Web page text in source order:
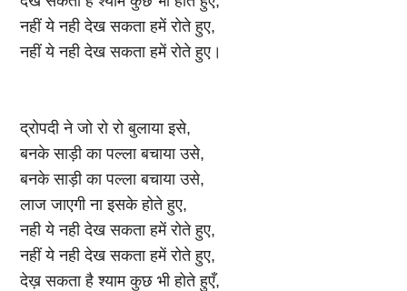
नहीं ये नही देख सकता हमें रोते हुए,
नहीं ये नही देख सकता हमें रोते हुए।
द्रोपदी ने जो रो रो बुलाया इसे,
बनके साड़ी का पल्ला बचाया उसे,
बनके साड़ी का पल्ला बचाया उसे,
लाज जाएगी ना इसके होते हुए,
नही ये नही देख सकता हमें रोते हुए,
नहीं ये नही देख सकता हमें रोते हुए,
देख़ सकता है श्याम कुछ भी होते हुएँ,